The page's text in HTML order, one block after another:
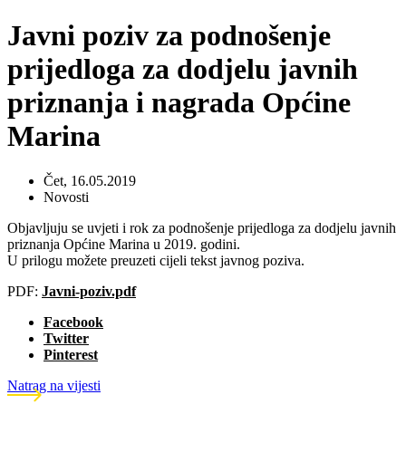
Javni poziv za podnošenje
prijedloga za dodjelu javnih
priznanja i nagrada Općine
Marina
Čet, 16.05.2019
Novosti
Objavljuju se uvjeti i rok za podnošenje prijedloga za dodjelu javnih
priznanja Općine Marina u 2019. godini.
U prilogu možete preuzeti cijeli tekst javnog poziva.
PDF: Javni-poziv.pdf
Facebook
Twitter
Pinterest
Natrag na vijesti